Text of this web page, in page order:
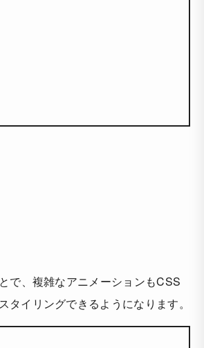
で、複雑なアニメーションもCSS
タイリングできるようになります。